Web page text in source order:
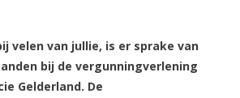
velen van jullie, is er sprake van
bij de vergunningverlening
Gelderland. De